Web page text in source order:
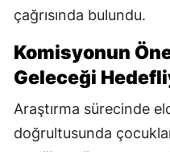
çağrısında bulundu.
Komisyonun
Geleceği
Araştırma sürecinde
doğrultusunda